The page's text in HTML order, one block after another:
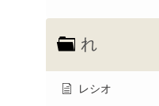
れ
レシオ